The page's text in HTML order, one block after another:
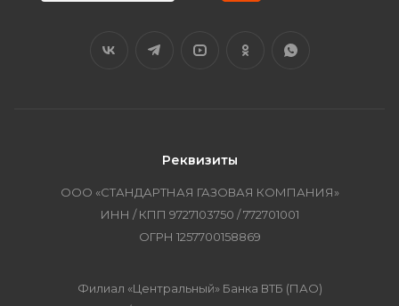
Реквизиты
ООО «СТАНДАРТНАЯ ГАЗОВАЯ КОМПАНИЯ»
ИНН / КПП 9727103750 / 772701001
ОГРН 1257700158869
Филиал «Центральный» Банка ВТБ (ПАО)